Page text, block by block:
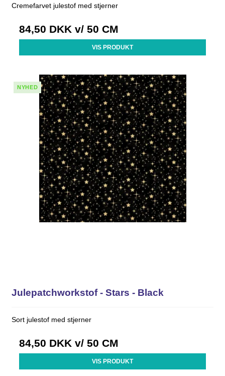
Cremefarvet julestof med stjerner
84,50 DKK v/ 50 CM
VIS PRODUKT
NYHED
Julepatchworkstof - Stars - Black
Sort julestof med stjerner
84,50 DKK v/ 50 CM
VIS PRODUKT